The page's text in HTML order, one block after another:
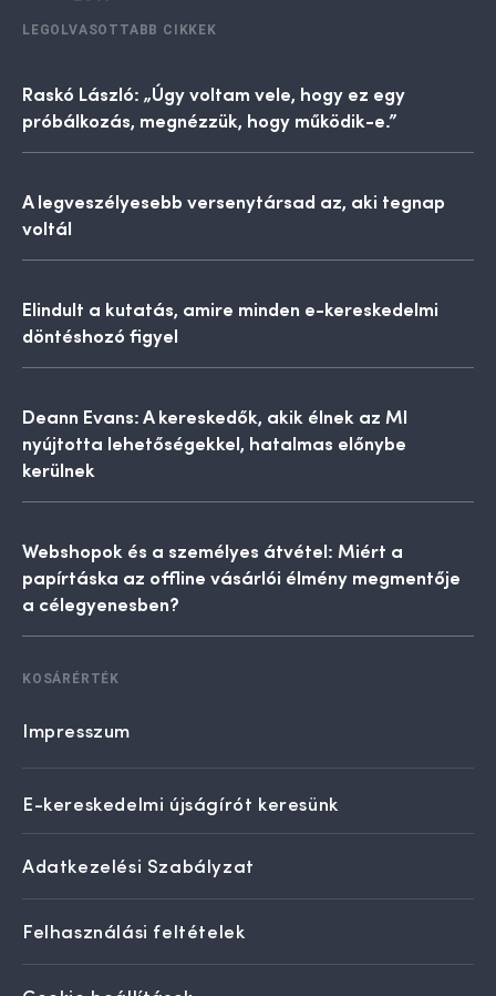
LEGOLVASOTTABB CIKKEK
Raskó László: „Úgy voltam vele, hogy ez egy
próbálkozás, megnézzük, hogy működik-e.”
A legveszélyesebb versenytársad az, aki tegnap
voltál
Elindult a kutatás, amire minden e-kereskedelmi
döntéshozó figyel
Deann Evans: A kereskedők, akik élnek az MI
nyújtotta lehetőségekkel, hatalmas előnybe
kerülnek
Webshopok és a személyes átvétel: Miért a
papírtáska az offline vásárlói élmény megmentője
a célegyenesben?
KOSÁRÉRTÉK
Impresszum
E-kereskedelmi újságírót keresünk
Adatkezelési Szabályzat
Felhasználási feltételek